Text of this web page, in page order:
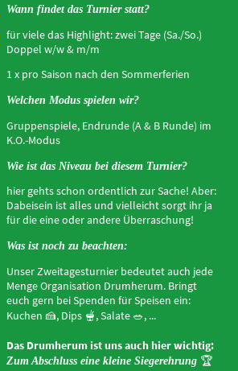
Wann findet das Turnier statt?
für viele das Highlight: zwei Tage (Sa./So.)
Doppel w/w & m/m
1 x pro Saison nach den Sommerferien
Welchen Modus spielen wir?
Gruppenspiele, Endrunde (A & B Runde) im
K.O.-Modus
Wie ist das Niveau bei diesem Turnier?
hier gehts schon ordentlich zur Sache! Aber:
Dabeisein ist alles und vielleicht sorgt ihr ja
für die eine oder andere Überraschung!
Was ist noch zu beachten:
Unser Zweitagesturnier bedeutet auch jede
Menge Organisation Drumherum. Bringt
euch gern bei Spenden für Speisen ein:
Kuchen 🍰, Dips 🫕, Salate🥗,...
Das Drumherum ist uns auch hier wichtig:
Zum Abschluss eine kleine Siegerehrung 🏆